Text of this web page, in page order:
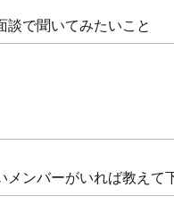
談で聞いてみたいこと
メンバーがいれば教えて